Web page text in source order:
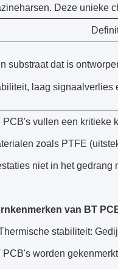
Deze unieke
substraat dat is
laag signaalverlies
PCB's vullen een kritieke
zoals PTFE
niet in het gedrang
van BT
stabiliteit:
PCB's worden